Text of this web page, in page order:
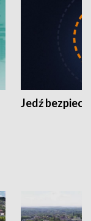
Jedź